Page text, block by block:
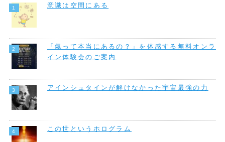
意識は空間にある
「氣って本当にあるの？」を体感する無料オンラ
イン体験会のご案内
アインシュタインが解けなかった宇宙最強の力
この世というホログラム